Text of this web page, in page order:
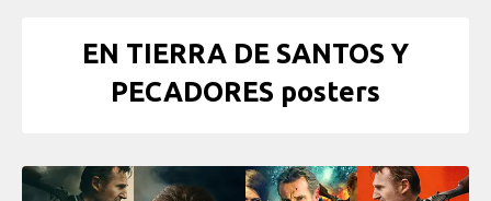
EN TIERRA DE SANTOS Y
PECADORES posters